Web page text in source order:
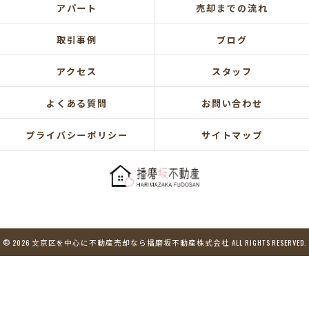
アパート 売却までの流れ
取引事例 ブログ
アクセス スタッフ
よくある質問 お問い合わせ
プライバシーポリシー サイトマップ
© 2026 文京区を中心に不動産売却なら播磨坂不動産株式会社 ALL RIGHTS RESERVED.